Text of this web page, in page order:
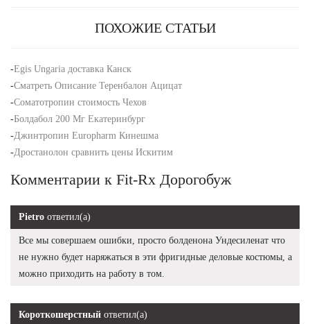
ПОХОЖИЕ СТАТЬИ
-Egis Ungaria доставка Канск
-Сматреть Описание Теренбалон Ацицат
-Соматотропин стоимость Чехов
-Болдабол 200 Мг Екатеринбург
-Джинтропин Europharm Кинешма
-Дростанолон сравнить цены Искитим
Комментарии к Fit-Rx Дорогобуж
Pietro ответил(а)
Все мы совершаем ошибки, просто болденона Ундесиленат что
не нужно будет наряжаться в эти фригидные деловые костюмы, а
можно приходить на работу в том.
Короткошерстный ответил(а)